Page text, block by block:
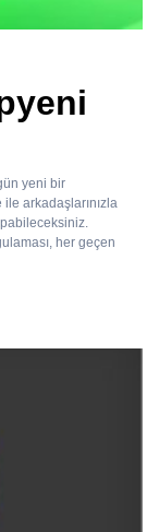
yeni bir
arkadaşlarınızla
her geçen